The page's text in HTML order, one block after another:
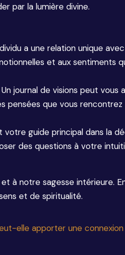
par la lumière divine.
a une relation unique
et aux sentiments
journal de visions peut vous
que vous rencontrez
guide principal dans la
des questions à votre
à notre sagesse intérieure.
et de spiritualité.
elle apporter une